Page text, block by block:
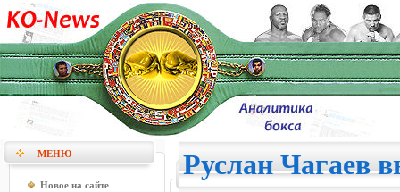
МЕНЮ
Новое на сайте
Руслан Чагаев